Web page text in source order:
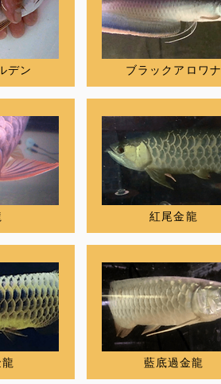
デン ブラックアロワナ
紅尾金龍
藍底過金龍